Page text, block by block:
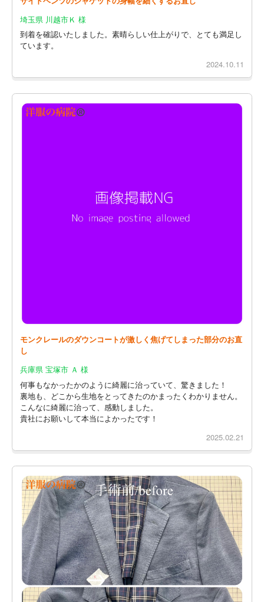
埼玉県 川越市Ｋ 様
到着を確認いたしました。素晴らしい仕上がりで、とても満足し
ています。
2024.10.11
モンクレールのダウンコートが激しく焦げてしまった部分のお直
し
兵庫県 宝塚市 Ａ 様
何事もなかったかのように綺麗に治っていて、驚きました！
裏地も、どこから生地をとってきたのかまったくわかりません。
こんなに綺麗に治って、感動しました。
貴社にお願いして本当によかったです！
2025.02.21